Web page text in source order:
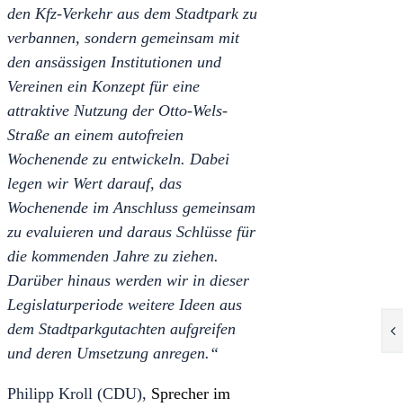
den Kfz-Verkehr aus dem Stadtpark zu
verbannen, sondern gemeinsam mit
den ansässigen Institutionen und
Vereinen ein Konzept für eine
attraktive Nutzung der Otto-Wels-
Straße an einem autofreien
Wochenende zu entwickeln. Dabei
legen wir Wert darauf, das
Wochenende im Anschluss gemeinsam
zu evaluieren und daraus Schlüsse für
die kommenden Jahre zu ziehen.
Darüber hinaus werden wir in dieser
Legislaturperiode weitere Ideen aus
dem Stadtparkgutachten aufgreifen
und deren Umsetzung anregen.“
Philipp Kroll (CDU), Sprecher im